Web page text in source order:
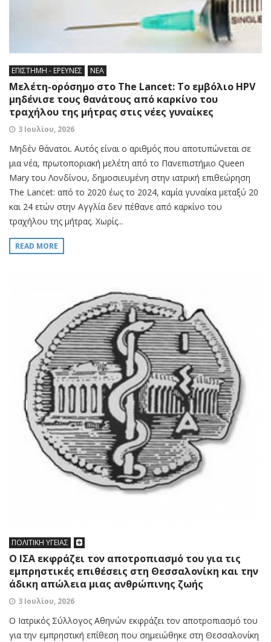
ΕΠΙΣΤΗΜΗ - ΕΡΕΥΝΕΣ ΝΕΑ
Μελέτη-ορόσημο στο The Lancet: Το εμβόλιο HPV
μηδένισε τους θανάτους από καρκίνο του
τραχήλου της μήτρας στις νέες γυναίκες
3 Ιουλίου, 2026
Μηδέν θάνατοι. Αυτός είναι ο αριθμός που αποτυπώνεται σε
μια νέα, πρωτοποριακή μελέτη από το Πανεπιστήμιο Queen
Mary του Λονδίνου, δημοσιευμένη στην ιατρική επιθεώρηση
The Lancet: από το 2020 έως το 2024, καμία γυναίκα μεταξύ 20
και 24 ετών στην Αγγλία δεν πέθανε από καρκίνο του
τραχήλου της μήτρας. Χωρίς...
READ MORE
ΠΟΛΙΤΙΚΗ ΥΓΕΙΑΣ
Ο ΙΣΑ εκφράζει τον αποτροπιασμό του για τις
εμπρηστικές επιθέσεις στη Θεσσαλονίκη και την
άδικη απώλεια μιας ανθρώπινης ζωής
3 Ιουλίου, 2026
Ο Ιατρικός Σύλλογος Αθηνών εκφράζει τον αποτροπιασμό του
για την εμπρηστική επίθεση που σημειώθηκε στη Θεσσαλονίκη